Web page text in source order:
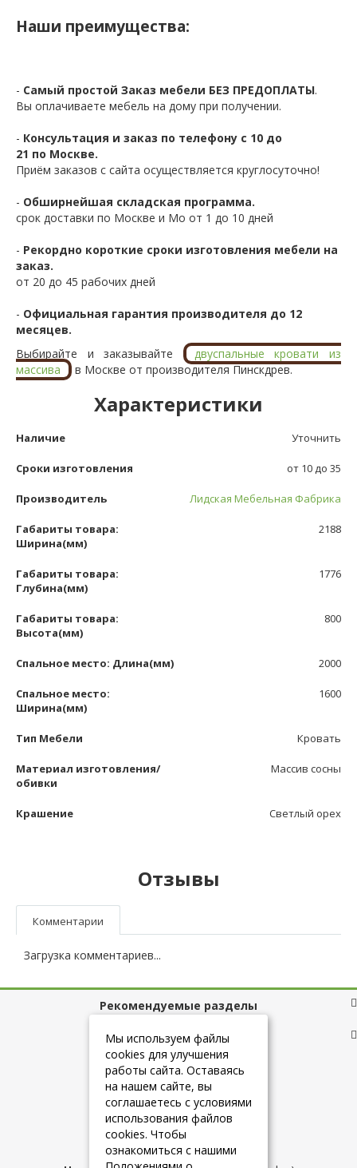
Наши преимущества:
- Самый простой Заказ мебели БЕЗ ПРЕДОПЛАТЫ.
Вы оплачиваете мебель на дому при получении.
- Консультация и заказ по телефону с 10 до
21 по Москве.
Приём заказов с сайта осуществляется круглосуточно!
- Обширнейшая складская программа.
срок доставки по Москве и Мо от 1 до 10 дней
- Рекордно короткие сроки изготовления мебели на
заказ.
от 20 до 45 рабочих дней
- Официальная гарантия производителя до 12
месяцев.
Выбирайте и заказывайте
двуспальные кровати из
массива
в Москве от производителя Пинскдрев.
Характеристики
Наличие Уточнить
Сроки изготовления от 10 до 35
Производитель Лидская Мебельная Фабрика
Габариты товара:
Ширина(мм)
2188
Габариты товара:
Глубина(мм)
1776
Габариты товара:
Высота(мм)
800
Спальное место: Длина(мм) 2000
Спальное место:
Ширина(мм)
1600
Тип Мебели Кровать
Материал изготовления/
обивки
Массив сосны
Крашение Светлый орех
Отзывы
Комментарии
Загрузка комментариев...
Рекомендуемые разделы
Полезные ссылки
+7 (925) 084-10-60
Мы используем файлы
cookies для улучшения
работы сайта. Оставаясь
на нашем сайте, вы
соглашаетесь с условиями
использования файлов
cookies. Чтобы
ознакомиться с нашими